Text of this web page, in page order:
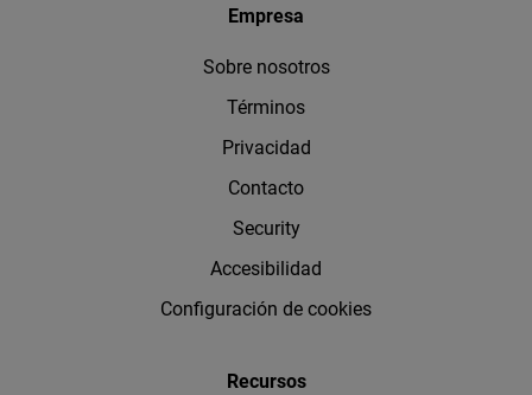
Empresa
Sobre nosotros
Términos
Privacidad
Contacto
Security
Accesibilidad
Configuración de cookies
Recursos